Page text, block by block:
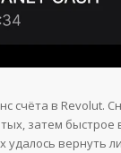
счёта в Revolut.
затем
удалось вернуть